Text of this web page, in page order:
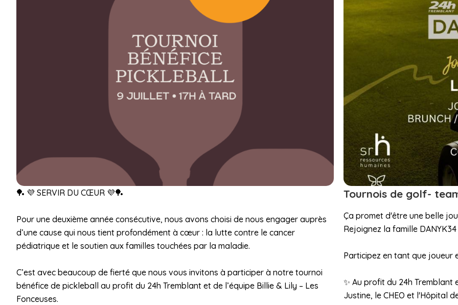
🏓 💜 SERVIR DU CŒUR 💜🏓
Pour une deuxième année consécutive, nous avons choisi de nous engager auprès
d’une cause qui nous tient profondément à cœur : la lutte contre le cancer
pédiatrique et le soutien aux familles touchées par la maladie.
C’est avec beaucoup de fierté que nous vous invitons à participer à notre tournoi
bénéfice de pickleball au profit du 24h Tremblant et de l’équipe Billie & Lily – Les
Fonceuses.
Tournois de golf-
Ça promet d'être une belle
Rejoignez la famille
Participez en tant que
✨ Au profit du 24h Tremblant
Justine, le CHEO et l'Hôpital